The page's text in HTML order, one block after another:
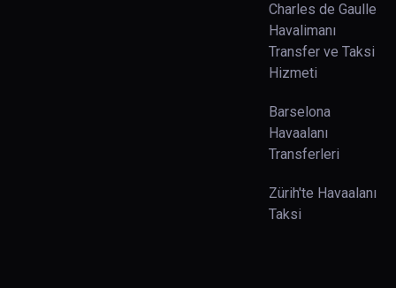
Charles de Gaulle
Havalimanı
Transfer ve Taksi
Hizmeti
Barselona
Havaalanı
Transferleri
Zürih'te Havaalanı
Taksi